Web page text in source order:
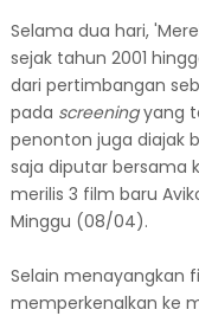
Selama dua hari,
sejak tahun 2001
dari pertimbangan
pada screeningyang
penonton juga diajak
saja diputar bersama
merilis 3 film baru
Minggu (08/04).
Selain menayangkan
memperkenalkan ke